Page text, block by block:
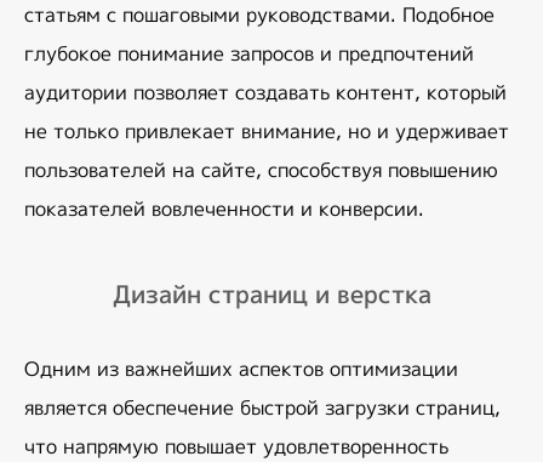
статьям с пошаговыми руководствами. Подобное
глубокое понимание запросов и предпочтений
аудитории позволяет создавать контент, который
не только привлекает внимание, но и удерживает
пользователей на сайте, способствуя повышению
показателей вовлеченности и конверсии.
Дизайн страниц и верстка
Одним из важнейших аспектов оптимизации
является обеспечение быстрой загрузки страниц,
что напрямую повышает удовлетворенность